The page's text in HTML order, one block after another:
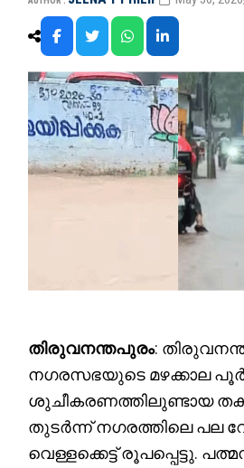
തിരുവനന്തപുരം:
നഗരസഭയുടെ മഴക്കാല
ശുചീകരണത്തിലുണ്ടായ
തുടർന്ന് നഗരത്തിലെ പല
വെള്ളക്കെട്ട് രൂപപ്പെട്ടു.